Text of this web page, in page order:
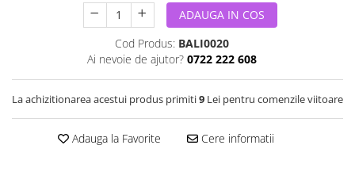
ADAUGA IN COS
Cod Produs: BALI0020
Ai nevoie de ajutor? 0722 222 608
La achizitionarea acestui produs primiti9 Lei pentru comenzile viitoare
Adauga la Favorite Cere informatii